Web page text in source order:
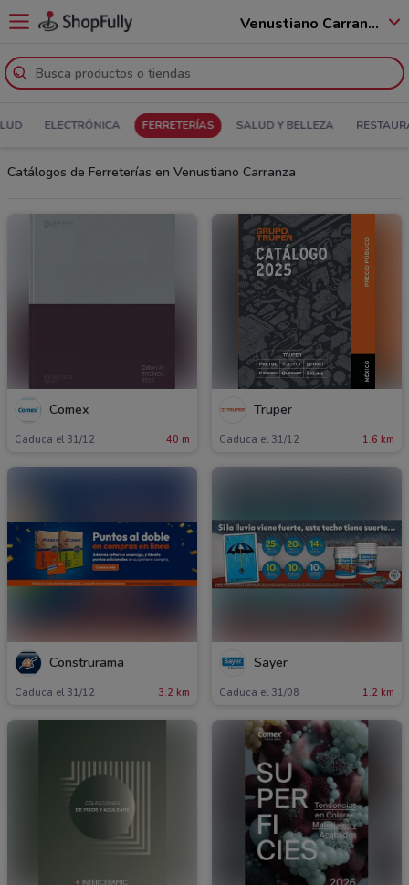
Venustiano Carranza - 15990
ELECTRÓNICA FERRETERÍAS SALUD Y BELLEZA
Catálogos de Ferreterías en Venustiano Carranza
Comex
Caduca el 31/12 40 m
Truper
Caduca el 31/12 1.6 km
Construrama
Caduca el 31/12 3.2 km
Sayer
Caduca el 31/08 1.2 km